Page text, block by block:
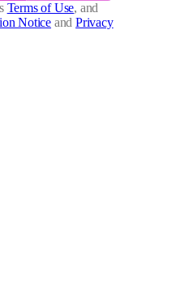
Terms of Use, and
Notice and Privacy